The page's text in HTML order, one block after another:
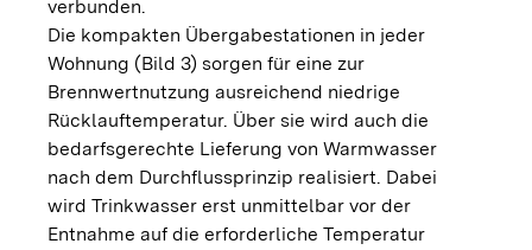
verbunden.
Die kompakten Übergabestationen in jeder
Wohnung (Bild 3) sorgen für eine zur
Brennwertnutzung ausreichend niedrige
Rücklauftemperatur. Über sie wird auch die
bedarfsgerechte Lieferung von Warmwasser
nach dem Durchflussprinzip realisiert. Dabei
wird Trinkwasser erst unmittelbar vor der
Entnahme auf die erforderliche Temperatur